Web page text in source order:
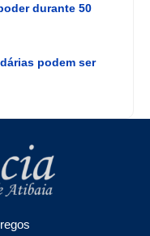
durante 50
podem ser